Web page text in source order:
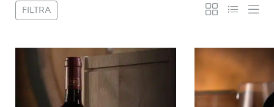
Фильтр